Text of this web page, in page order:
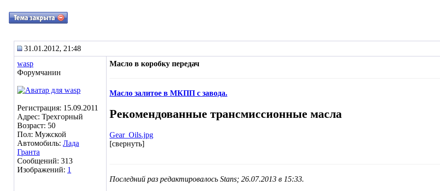
31.01.2012, 21:48
wasp
Форумчанин
Регистрация: 15.09.2011
Адрес: Трехгорный
Возраст: 50
Пол: Мужской
Автомобиль: Лада
Гранта
Сообщений: 313
Изображений: 1
Масло в коробку передач
Масло залитое в МКПП с завода.
Рекомендованные трансмиссионные масла
Gear_Oils.jpg
[свернуть]
Последний раз редактировалось Stans; 26.07.2013 в 15:33.